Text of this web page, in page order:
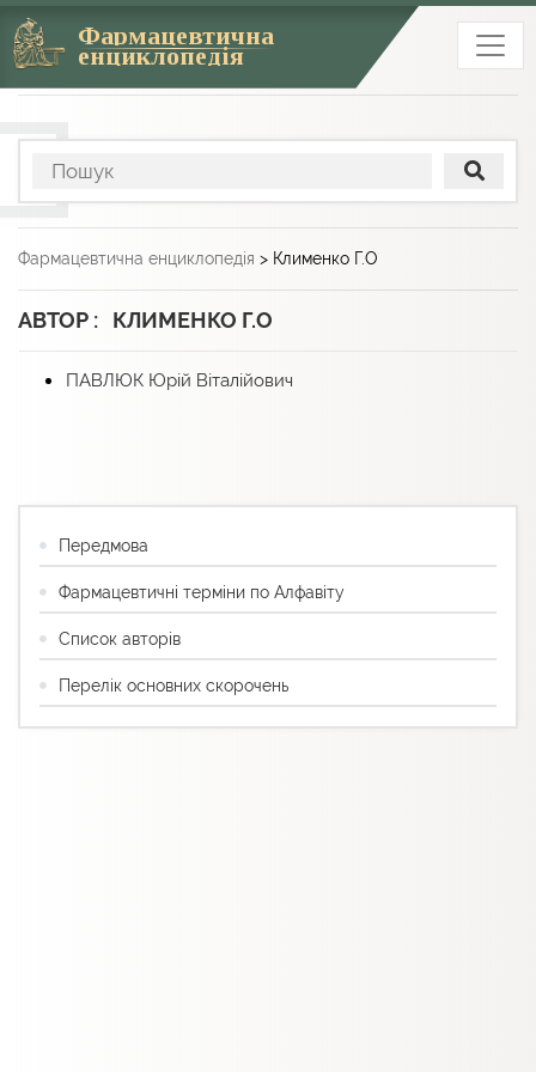
Фармацевтична
енциклопедія
Фармацевтична енциклопедія > Клименко Г.О
АВТОР : КЛИМЕНКО Г.О
ПАВЛЮК Юрій Віталійович
Передмова
Фармацевтичні терміни по Алфавіту
Список авторів
Перелік основних скорочень